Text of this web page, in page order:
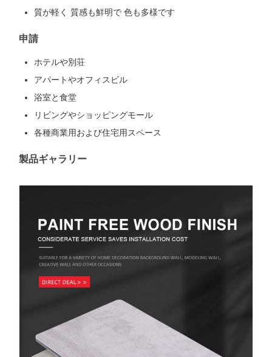
質が軽く 質感も鮮明で 色も多様です
申請
ホテルや別荘
アパートやオフィスビル
浴室と食堂
リビングやショッピングモール
各種商業用および住宅用スペース
製品ギャラリー